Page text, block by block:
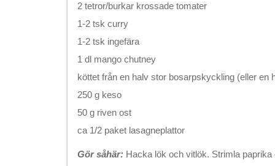
2 tetror/burkar krossade tomater
1-2 tsk curry
1-2 tsk ingefära
1 dl mango chutney
köttet från en halv stor bosarpskyckling (eller en
250 g keso
50 g riven ost
ca 1/2 paket lasagneplattor
Gör såhär: Hacka lök och vitlök. Strimla